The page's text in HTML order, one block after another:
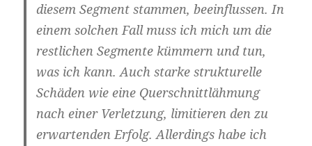
diesem Segment stammen, beeinflussen. In
einem solchen Fall muss ich mich um die
restlichen Segmente kümmern und tun,
was ich kann. Auch starke strukturelle
Schäden wie eine Querschnittlähmung
nach einer Verletzung, limitieren den zu
erwartenden Erfolg. Allerdings habe ich